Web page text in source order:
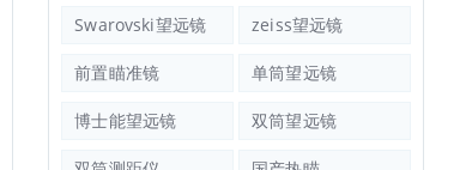
Swarovski望远镜 zeiss望远镜
前置瞄准镜 单筒望远镜
博士能望远镜 双筒望远镜